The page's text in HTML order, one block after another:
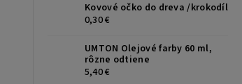
Kovové očko do dreva /krokodíl
0,30 €
UMTON Olejové farby 60 ml,
rôzne odtiene
5,40 €